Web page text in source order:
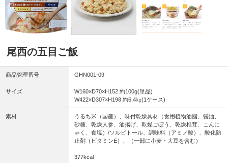
尾西の五目ご飯
商品管理番号 GHN001-09
サイズ
W160×D70×H152 約100g(単品)
W422×D307×H198 約6.4㎏(1ケース)
素材
うるち米（国産）、味付乾燥具材（食用植物油脂、醤油、
砂糖、乾燥人参、油揚げ、乾燥ごぼう、乾燥椎茸、こんに
ゃく、食塩）/ソルビトール、調味料（アミノ酸）、酸化防
止剤（ビタミンE）、（一部に小麦・大豆を含む）
377kcal